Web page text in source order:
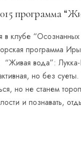
программа
клубе “Осознанных
программа
вода”:
но без
но не станем
и познавать,